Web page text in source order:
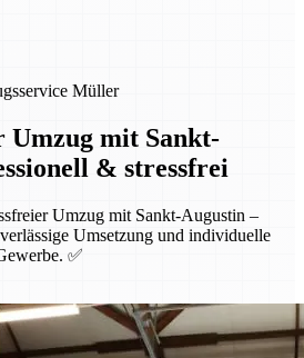
Müller
Umzug mit Sankt-
& stressfrei
Umzug mit Sankt-Augustin –
Umsetzung und individuelle
✅